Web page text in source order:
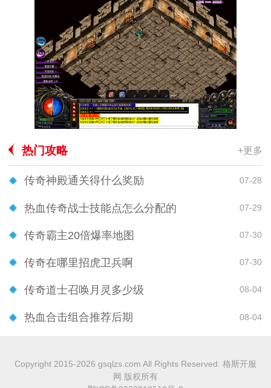
热门攻略 +更多
传奇神殿通关得什么奖励 07-28
热血传奇战士技能点怎么分配的 07-29
传奇霸主20倍爆率地图 07-30
传奇在哪里招虎卫兵啊 07-30
传奇道士召唤月灵多少级 08-04
热血合击组合推荐后期 08-04
Copyright 2015-2026 gsqlzs.com All Rights Reserved. 格斯开服
网 版权所有